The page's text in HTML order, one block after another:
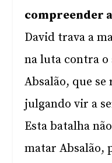
compreender
David trava a
na luta contra
Absalão, que
julgando vir a
Esta batalha
matar Absalão,